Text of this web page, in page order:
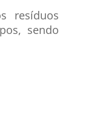
resíduos
sendo